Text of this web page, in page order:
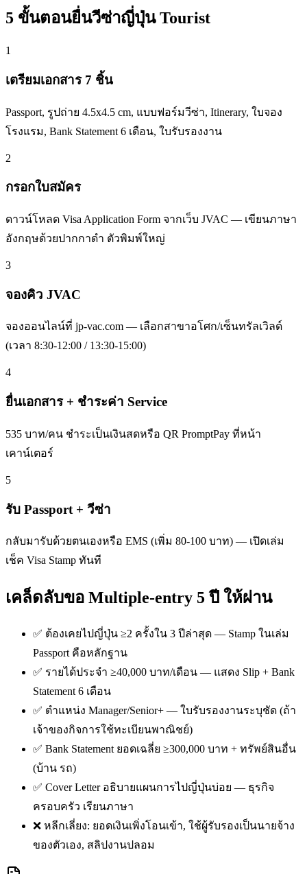
5 ขั้นตอนยื่นวีซ่าญี่ปุ่น Tourist
1
เตรียมเอกสาร 7 ชิ้น
Passport, รูปถ่าย 4.5x4.5 cm, แบบฟอร์มวีซ่า, Itinerary, ใบจอง
โรงแรม, Bank Statement 6 เดือน, ใบรับรองงาน
2
กรอกใบสมัคร
ดาวน์โหลด Visa Application Form จากเว็บ JVAC — เขียนภาษา
อังกฤษด้วยปากกาดำ ตัวพิมพ์ใหญ่
3
จองคิว JVAC
จองออนไลน์ที่ jp-vac.com — เลือกสาขาอโศก/เซ็นทรัลเวิลด์
(เวลา 8:30-12:00 / 13:30-15:00)
4
ยื่นเอกสาร + ชำระค่า Service
535 บาท/คน ชำระเป็นเงินสดหรือ QR PromptPay ที่หน้า
เคาน์เตอร์
5
รับ Passport + วีซ่า
กลับมารับด้วยตนเองหรือ EMS (เพิ่ม 80-100 บาท) — เปิดเล่ม
เช็ค Visa Stamp ทันที
เคล็ดลับขอ Multiple-entry 5 ปี ให้ผ่าน
✅ ต้องเคยไปญี่ปุ่น ≥2 ครั้งใน 3 ปีล่าสุด — Stamp ในเล่ม
Passport คือหลักฐาน
✅ รายได้ประจำ ≥40,000 บาท/เดือน — แสดง Slip + Bank
Statement 6 เดือน
✅ ตำแหน่ง Manager/Senior+ — ใบรับรองงานระบุชัด (ถ้า
เจ้าของกิจการใช้ทะเบียนพาณิชย์)
✅ Bank Statement ยอดเฉลี่ย ≥300,000 บาท + ทรัพย์สินอื่น
(บ้าน รถ)
✅ Cover Letter อธิบายแผนการไปญี่ปุ่นบ่อย — ธุรกิจ
ครอบครัว เรียนภาษา
❌ หลีกเลี่ยง: ยอดเงินเพิ่งโอนเข้า, ใช้ผู้รับรองเป็นนายจ้าง
ของตัวเอง, สลิปงานปลอม